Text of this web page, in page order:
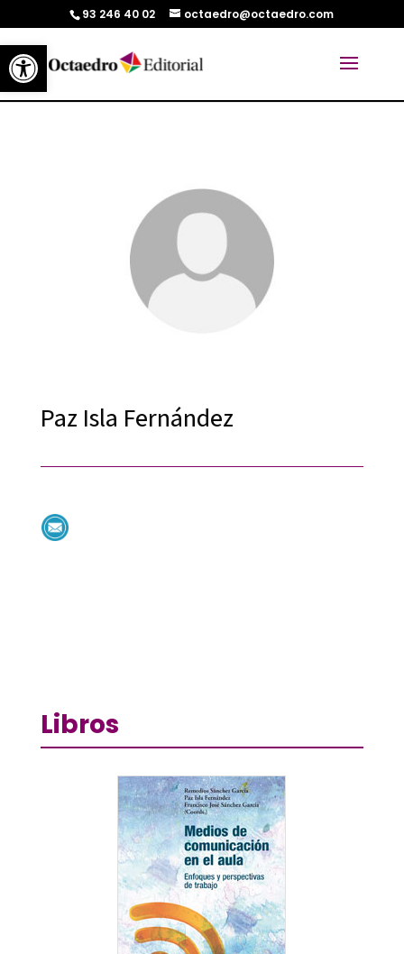
Abrir barra de herramientas
93 246 40 02 octaedro@octaedro.com
Paz Isla Fernández
Libros